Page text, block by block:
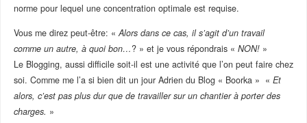
norme pour lequel une concentration optimale est requise.
Vous me direz peut-être: «Alors dans ce cas, il s’agit d’un travail
comme un autre, à quoi bon…? » et je vous répondrais « NON!»
Le Blogging, aussi difficile soit-il est une activité que l’on peut faire chez
soi. Comme me l’a si bien dit un jour Adrien du Blog « Boorka » « Et
alors, c’est pas plus dur que de travailler sur un chantier à porter des
charges. »